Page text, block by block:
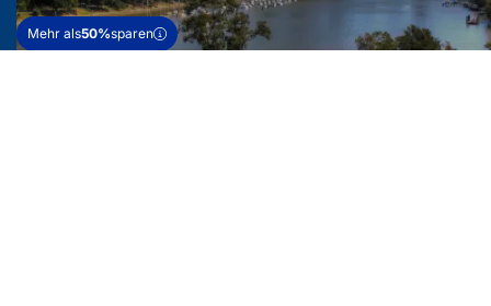
Mehr als50%sparen